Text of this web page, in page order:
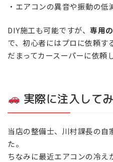
・エアコンの異音や振動の低
DIY施工も可能ですが、 専用
で、初心者にはプロに依頼す
だまってカースーパーに依頼
実際に注入して
当店の整備士、川村課長の
た。
ちなみに最近エアコンの冷え